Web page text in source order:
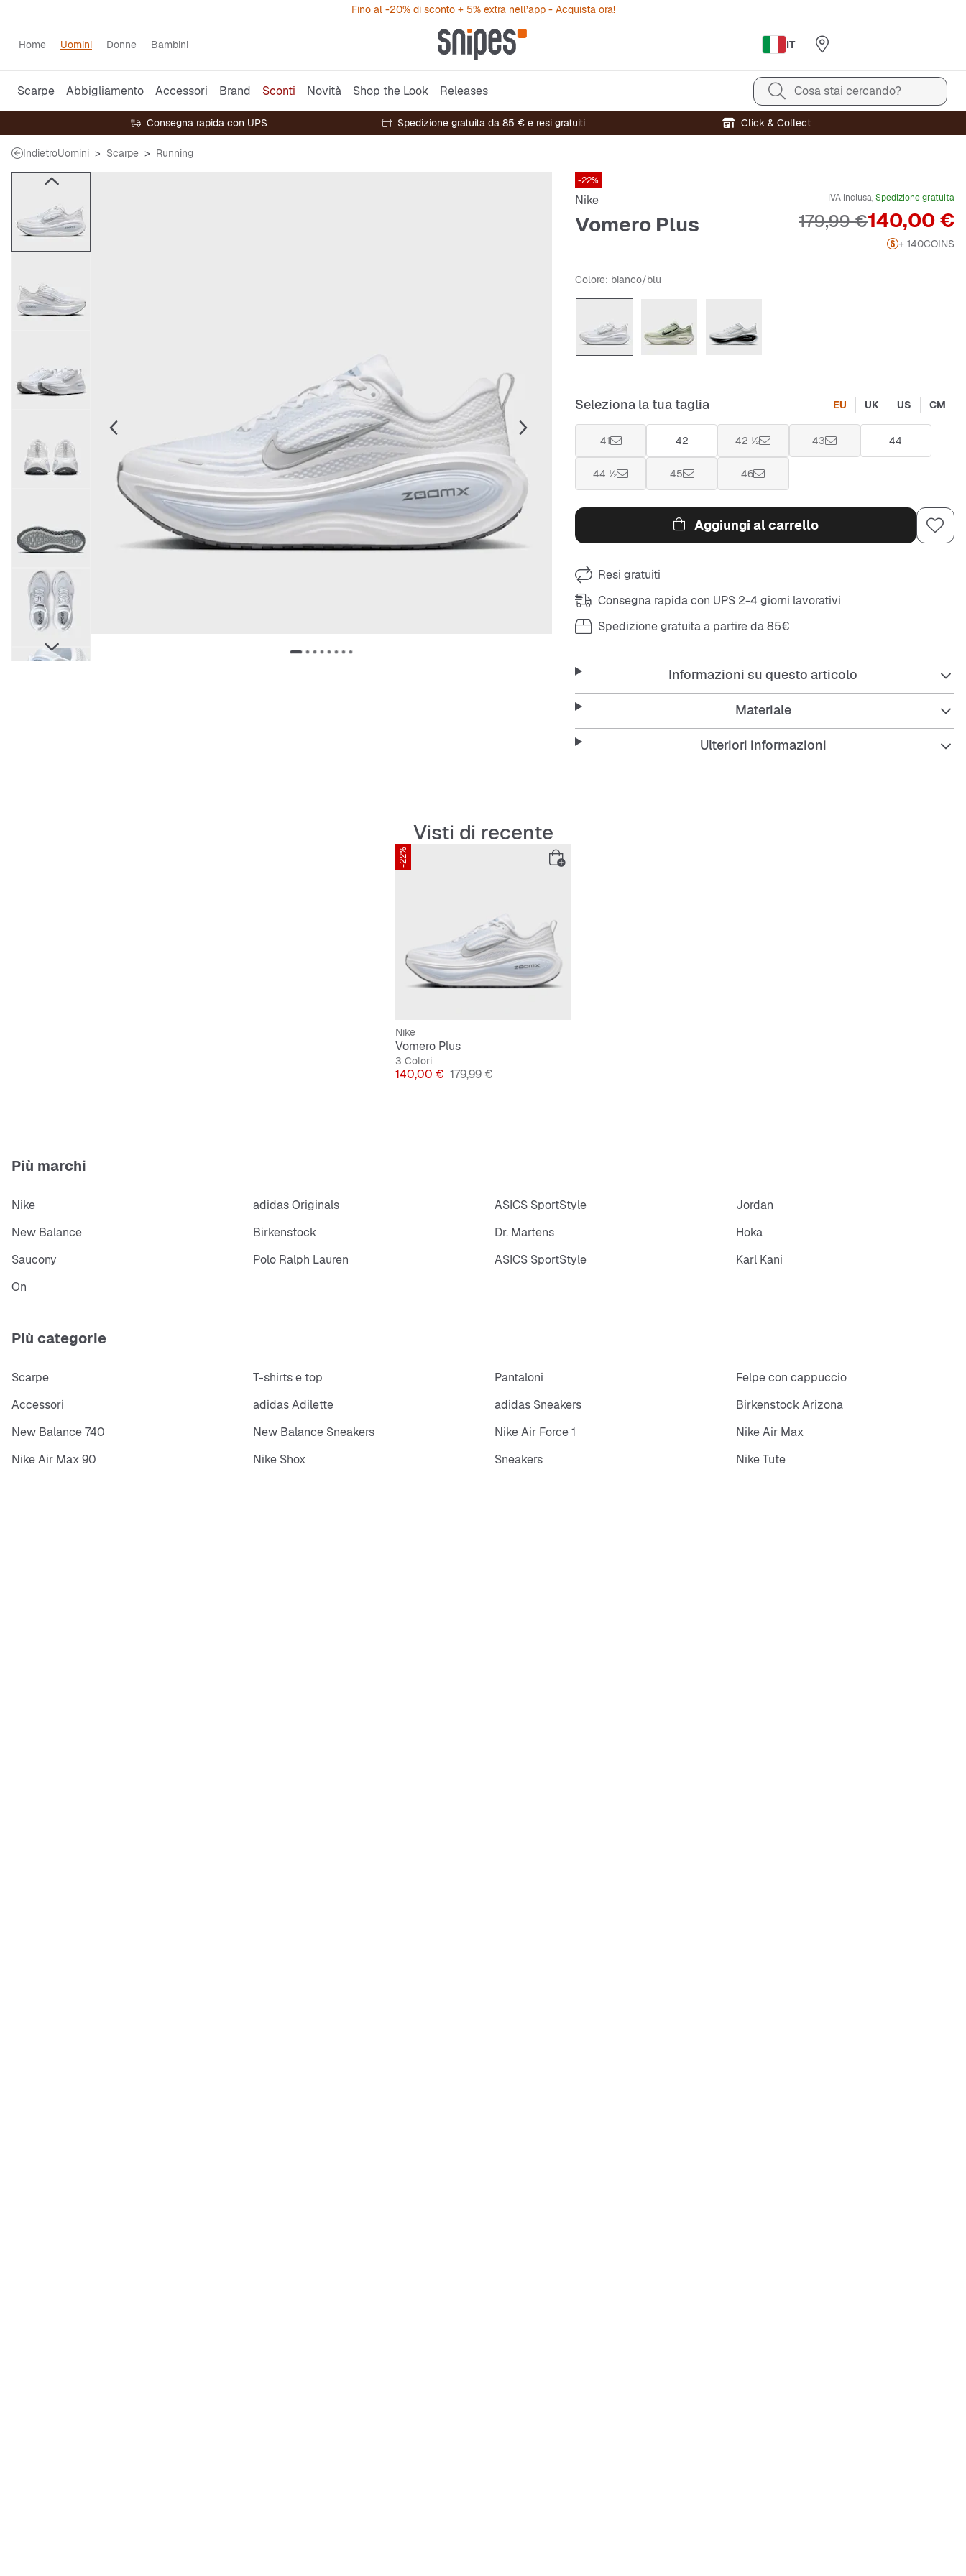
Fino al -20% di sconto + 5% extra nell’app - Acquista ora!
Home Uomini Donne Bambini IT
Scarpe Abbigliamento Accessori Brand Sconti Novità Shop the Look Releases Cosa stai cercando?
Consegna rapida con UPS Spedizione gratuita da 85 € e resi gratuiti Click & Collect
IndietroUomini Scarpe Running
-22%
Nike
Vomero Plus
IVA inclusa,Spedizione gratuita
Prezzo
140,00 €
Prezzo originale
179,99 €
+ 140COINS
Colore: bianco/blu
Seleziona la tua taglia EU UK US CM
41 42 42 ½ 43 44
44 ½ 45 46
Aggiungi al carrello
Resi gratuiti
Consegna rapida con UPS 2-4 giorni lavorativi
Spedizione gratuita a partire da 85€
Informazioni su questo articolo
Materiale
Ulteriori informazioni
Visti di recente
-22%
Nike
Vomero Plus
3 Colori
Prezzo
140,00 € Prezzo originale
179,99 €
Più marchi
Nike adidas Originals ASICS SportStyle
Jordan
New Balance
Birkenstock Dr. Martens
Hoka
Saucony
Polo Ralph Lauren ASICS SportStyle
Karl Kani
On
Più categorie
Scarpe T-shirts e top Pantaloni
Felpe con cappuccio
Accessori
adidas Adilette adidas Sneakers
Birkenstock Arizona
New Balance 740
New Balance Sneakers Nike Air Force 1
Nike Air Max
Nike Air Max 90
Nike Shox Sneakers Nike Tute